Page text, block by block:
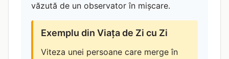
văzută de un observator în mișcare.
Exemplu din Viața de Zi cu Zi
Viteza unei persoane care merge în